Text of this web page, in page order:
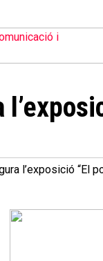
l’exposició “El